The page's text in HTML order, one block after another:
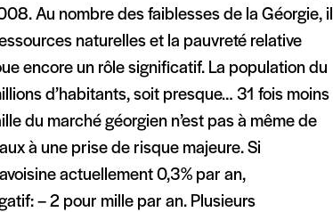
Au nombre des faiblesses de la Géorgie, il
naturelles et la pauvreté relative
encore un rôle significatif. La population du
d’habitants, soit presque… 31 fois moins
du marché géorgien n’est pas à même de
à une prise de risque majeure. Si
actuellement 0,3% par an,
– 2 pour mille par an. Plusieurs